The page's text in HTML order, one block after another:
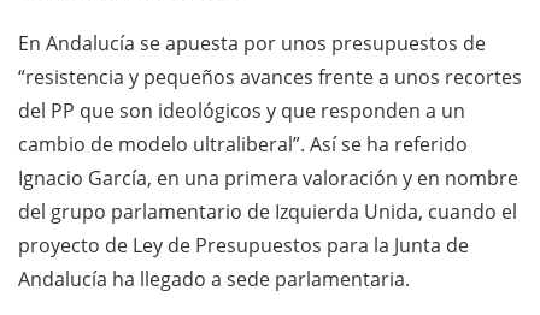
En Andalucía se apuesta por unos presupuestos de
“resistencia y pequeños avances frente a unos recortes
del PP que son ideológicos y que responden a un
cambio de modelo ultraliberal”. Así se ha referido
Ignacio García, en una primera valoración y en nombre
del grupo parlamentario de Izquierda Unida, cuando el
proyecto de Ley de Presupuestos para la Junta de
Andalucía ha llegado a sede parlamentaria.